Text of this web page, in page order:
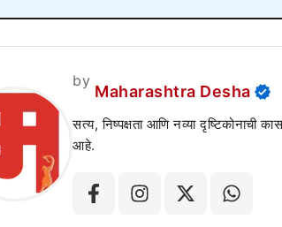
by
Maharashtra Desha
सत्य, निष्पक्षता आणि नव्या दृष्टिकोनाची
आहे.